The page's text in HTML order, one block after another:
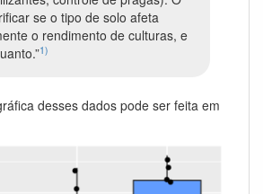
se o tipo de solo afeta
o rendimento de culturas, e
1)
desses dados pode ser feita em